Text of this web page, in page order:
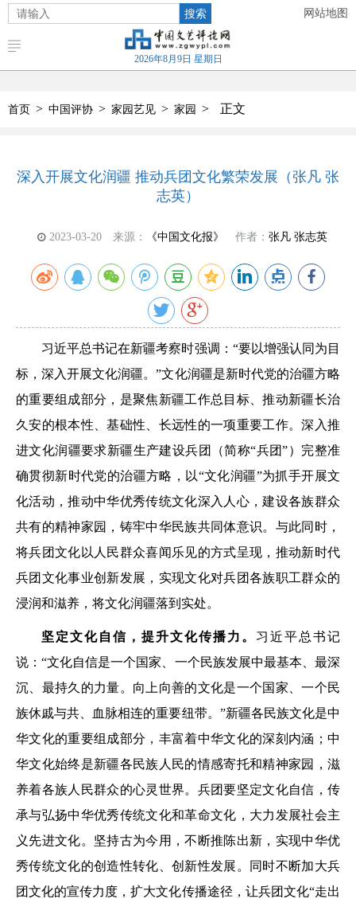
搜索 网站地图
2026年8月9日 星期日
首页 > 中国评协 > 家园艺见 > 家园 > 正文
深入开展文化润疆 推动兵团文化繁荣发展（张凡 张
志英）
2023-03-20 来源： 《中国文化报》 作者： 张凡 张志英
习近平总书记在新疆考察时强调：“要以增强认同为目
标，深入开展文化润疆。”文化润疆是新时代党的治疆方略
的重要组成部分，是聚焦新疆工作总目标、推动新疆长治
久安的根本性、基础性、长远性的一项重要工作。深入推
进文化润疆要求新疆生产建设兵团（简称“兵团”）完整准
确贯彻新时代党的治疆方略，以“文化润疆”为抓手开展文
化活动，推动中华优秀传统文化深入人心，建设各族群众
共有的精神家园，铸牢中华民族共同体意识。与此同时，
将兵团文化以人民群众喜闻乐见的方式呈现，推动新时代
兵团文化事业创新发展，实现文化对兵团各族职工群众的
浸润和滋养，将文化润疆落到实处。
坚定文化自信，提升文化传播力。 习近平总书记
说：“文化自信是一个国家、一个民族发展中最基本、最深
沉、最持久的力量。向上向善的文化是一个国家、一个民
族休戚与共、血脉相连的重要纽带。”新疆各民族文化是中
华文化的重要组成部分，丰富着中华文化的深刻内涵；中
华文化始终是新疆各民族人民的情感寄托和精神家园，滋
养着各族人民群众的心灵世界。兵团要坚定文化自信，传
承与弘扬中华优秀传统文化和革命文化，大力发展社会主
义先进文化。坚持古为今用，不断推陈出新，实现中华优
秀传统文化的创造性转化、创新性发展。同时不断加大兵
团文化的宣传力度，扩大文化传播途径，让兵团文化“走出